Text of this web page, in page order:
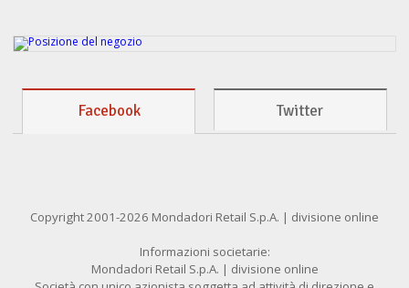
Facebook Twitter
Copyright 2001-2026 Mondadori Retail S.p.A. | divisione online
Informazioni societarie:
Mondadori Retail S.p.A. | divisione online